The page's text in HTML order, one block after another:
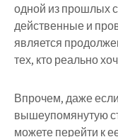
одной из прошлых
действенные и
является
тех, ктореально
Впрочем, даже
вышеупомянутую
можете перейти к